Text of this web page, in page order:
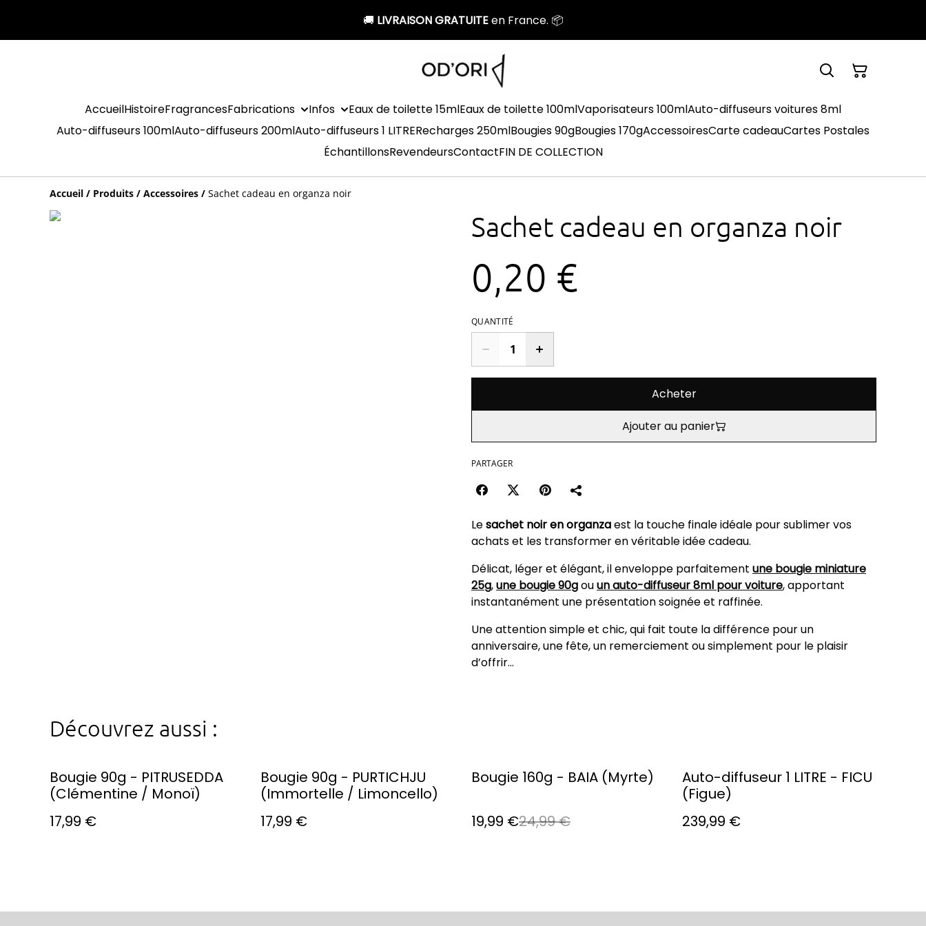
🚚 LIVRAISON GRATUITEen France. 📦
AccueilHistoireFragrancesFabrications Infos Eaux de toilette 15mlEaux de toilette 100mlVaporisateurs 100mlAuto-diffuseurs voitures 8ml
Auto-diffuseurs 100mlAuto-diffuseurs 200mlAuto-diffuseurs 1 LITRERecharges 250mlBougies 90gBougies 170gAccessoiresCarte cadeauCartes Postales
ÉchantillonsRevendeursContactFIN DE COLLECTION
Accueil / Produits / Accessoires / Sachet cadeau en organza noir
Sachet cadeau en organza noir
0,20 €
QUANTITÉ
Acheter
Ajouter au panier
PARTAGER
Lesachet noir en organzaest la touche finale idéale pour sublimer vos
achats et les transformer en véritable idée cadeau.
Délicat, léger et élégant, il enveloppe parfaitement une bougie miniature
25g,une bougie 90gouun auto-diffuseur 8ml pour voiture, apportant
instantanément une présentation soignée et raffinée.
Une attention simple et chic, qui fait toute la différence pour un
anniversaire, une fête, un remerciement ou simplement pour le plaisir
d’offrir...
Découvrez aussi :
Bougie 90g - PITRUSEDDA
(Clémentine / Monoï)
17,99 €
Bougie 90g - PURTICHJU
(Immortelle / Limoncello)
17,99 €
%
Bougie 160g - BAIA (Myrte)
19,99 €24,99 €
Auto-diffuseur 1 LITRE - FICU
(Figue)
239,99 €